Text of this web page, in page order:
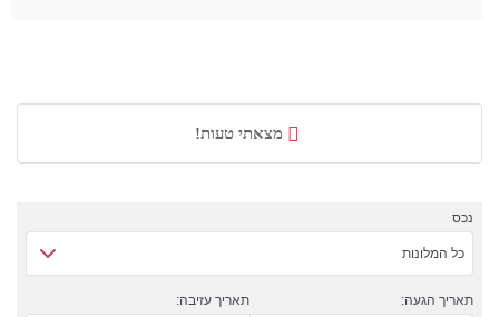
מצאתי טעות!
נכס
כל המלונות
תאריך הגעה: תאריך עזיבה: